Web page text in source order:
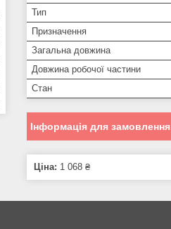
Тип
Призначення
Загальна довжина
Довжина робочої частини
Стан
Інформація для замовлення
Ціна: 1 068 ₴